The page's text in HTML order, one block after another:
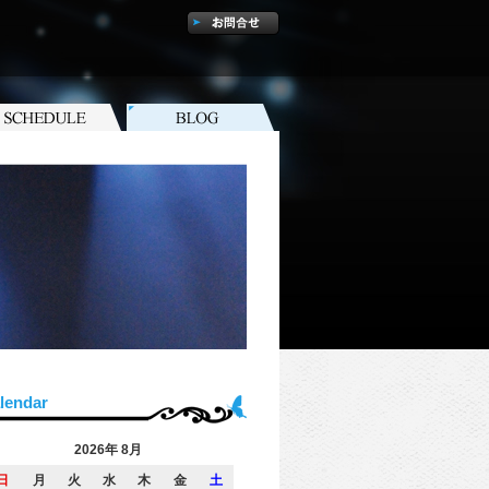
2026年 8月
月 火 水 木 金 土